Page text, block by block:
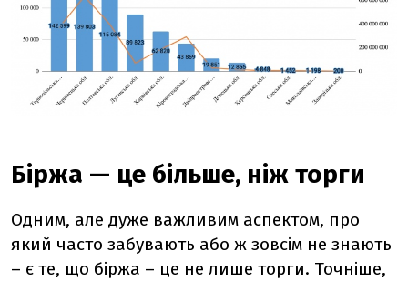
Біржа — це більше, ніж торги
Одним, але дуже важливим аспектом, про
який часто забувають або ж зовсім не знають
– є те, що біржа – це не лише торги. Точніше,